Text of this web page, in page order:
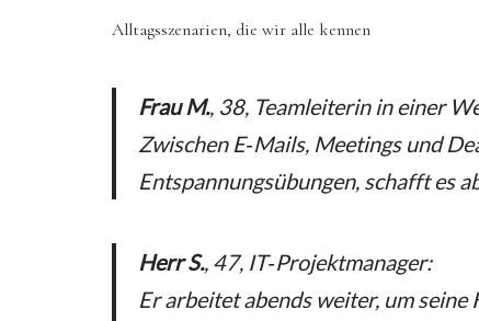
Alltagsszenarien, die wir alle kennen
Frau M., 38, Teamleiterin in einer
Zwischen E‑Mails, Meetings und
Entspannungsübungen, schafft es
Herr S., 47, IT‑Projektmanager:
Er arbeitet abends weiter, um